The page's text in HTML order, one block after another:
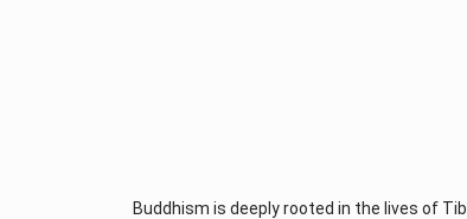
Buddhism is deeply rooted in the lives of